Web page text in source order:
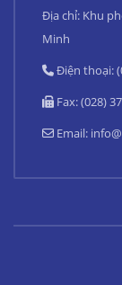
Địa chỉ: Khu
Minh
Điện thoại:
Fax: (028)
Email: